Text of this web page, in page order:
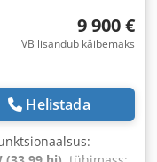
9 900 €
VB lisandub käibemaks
Helistada